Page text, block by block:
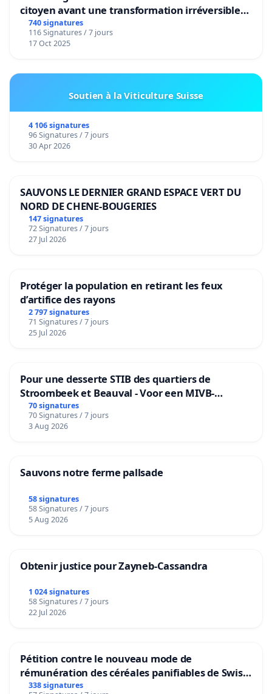
citoyen avant une transformation irréversible
de notre territoire »
740 signatures
116 Signatures / 7 jours
17 Oct 2025
Soutien à la Viticulture Suisse
4 106 signatures
96 Signatures / 7 jours
30 Apr 2026
SAUVONS LE DERNIER GRAND ESPACE VERT DU
NORD DE CHENE-BOUGERIES
147 signatures
72 Signatures / 7 jours
27 Jul 2026
Protéger la population en retirant les feux
d’artifice des rayons
2 797 signatures
71 Signatures / 7 jours
25 Jul 2026
Pour une desserte STIB des quartiers de
Stroombeek et Beauval - Voor een MIVB-
bediening van de wijken Strombeek en Het
Voor
70 signatures
70 Signatures / 7 jours
3 Aug 2026
Sauvons notre ferme pallsade
58 signatures
58 Signatures / 7 jours
5 Aug 2026
Obtenir justice pour Zayneb-Cassandra
1 024 signatures
58 Signatures / 7 jours
22 Jul 2026
Pétition contre le nouveau mode de
rémunération des céréales panifiables de Swiss
granum basé sur la teneur en protéines
338 signatures